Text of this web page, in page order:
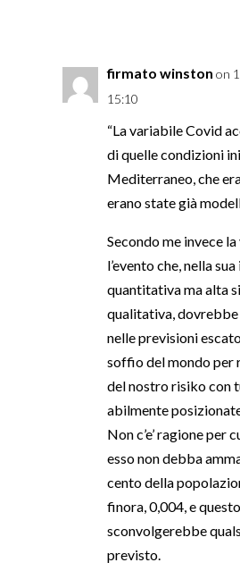
firmato winston on
15:10
“La variabile Covid
di quelle condizioni
Mediterraneo, che
erano state già
Secondo me invece
l’evento che, nella
quantitativa ma alta
qualitativa, dovrebbe
nelle previsioni
soffio del mondo per
del nostro risiko con
abilmente
Non c’e’ ragione per
esso non debba
cento della
finora, 0,004, e
sconvolgerebbe
previsto.